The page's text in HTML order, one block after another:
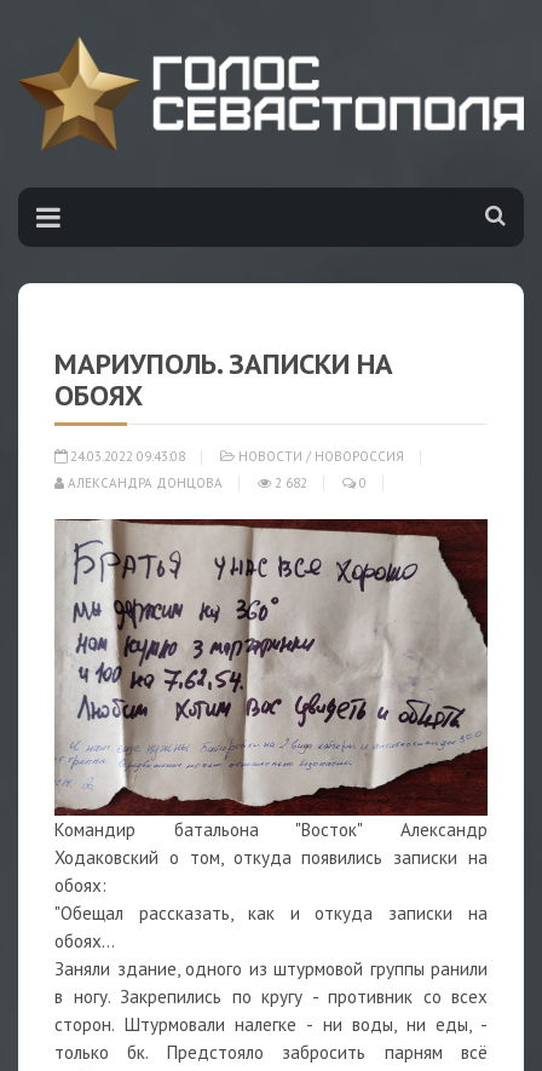
МАРИУПОЛЬ. ЗАПИСКИ НА
ОБОЯХ
24.03.2022 09:43:08 НОВОСТИ / НОВОРОССИЯ
АЛЕКСАНДРА ДОНЦОВА
2 682 0
Командир батальона "Восток" Александр
Ходаковский о том, откуда появились записки на
обоях:
"Обещал рассказать, как и откуда записки на
обоях...
Заняли здание, одного из штурмовой группы ранили
в ногу. Закрепились по кругу - противник со всех
сторон. Штурмовали налегке - ни воды, ни еды, -
только бк. Предстояло забросить парням всё